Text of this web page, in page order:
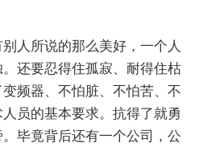
人所说的那么美好，一个人
还要忍得住孤寂、耐得住枯
频器、不怕脏、不怕苦、不
员的基本要求。抗得了就勇
毕竟背后还有一个公司，公